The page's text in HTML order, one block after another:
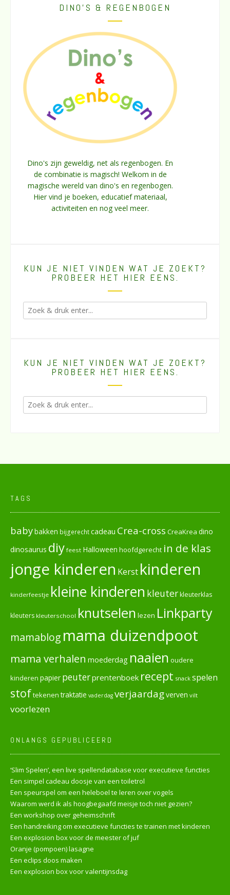
DINO’S & REGENBOGEN
Dino's zijn geweldig, net als regenbogen. En
de combinatie is magisch! Welkom in de
magische wereld van dino's en regenbogen.
Hier vind je boeken, educatief materiaal,
activiteiten en nog veel meer.
KUN JE NIET VINDEN WAT JE ZOEKT?
PROBEER HET HIER EENS.
KUN JE NIET VINDEN WAT JE ZOEKT?
PROBEER HET HIER EENS.
TAGS
babybakken bijgerechtcadeau Crea-cross CreaKrea dino
dinosaurus diy feest Halloween hoofdgerecht in de klas
jonge kinderen Kerst kinderen
kinderfeestje kleine kinderen kleuterkleuterklas
kleuters kleuterschool knutselen lezen Linkparty
mamablog mama duizendpoot
mama verhalen moederdag naaien oudere
kinderen papier peuterprentenboek recept snack spelen
stoftekenen traktatie vaderdag verjaardagverven vilt
voorlezen
ONLANGS GEPUBLICEERD
‘Slim Spelen’, een live spellendatabase voor executieve functies
Een simpel cadeau doosje van een toiletrol
Een speurspel om een heleboel te leren over vogels
Waarom werd ik als hoogbegaafd meisje toch niet gezien?
Een workshop over geheimschrift
Een handreiking om executieve functies te trainen met kinderen
Een explosion box voor de meester of juf
Oranje (pompoen) lasagne
Een eclips doos maken
Een explosion box voor valentijnsdag